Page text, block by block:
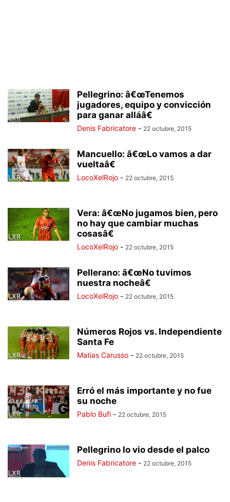
Pellegrino: â€œTenemos
jugadores, equipo y convicción
para ganar alláâ€
Denis Fabricatore - 22 octubre, 2015
Mancuello: â€œLo vamos a dar
vueltaâ€
LocoXelRojo - 22 octubre, 2015
Vera: â€œNo jugamos bien, pero
no hay que cambiar muchas
cosasâ€
LocoXelRojo - 22 octubre, 2015
Pellerano: â€œNo tuvimos
nuestra nocheâ€
LocoXelRojo - 22 octubre, 2015
Números Rojos vs. Independiente
Santa Fe
Matias Carusso - 22 octubre, 2015
Erró el más importante y no fue
su noche
Pablo Bufi - 22 octubre, 2015
Pellegrino lo vio desde el palco
Denis Fabricatore - 22 octubre, 2015